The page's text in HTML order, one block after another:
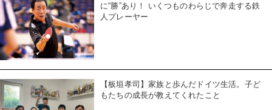
に“勝”あり！ いくつものわらじで奔走する鉄
人プレーヤー
【板垣孝司】家族と歩んだドイツ生活。子ど
もたちの成長が教えてくれたこと